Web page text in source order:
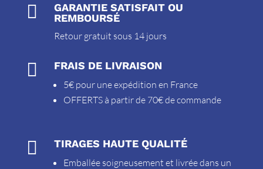

GARANTIE SATISFAIT OU
REMBOURSÉ
Retour gratuit sous 14 jours
 FRAIS DE LIVRAISON
5€ pour une expédition en France
OFFERTS à partir de 70€ de commande
 TIRAGES HAUTE QUALITÉ
Emballée soigneusement et livrée dans un